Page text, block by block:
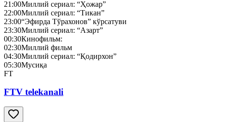
21:00Миллий сериал: “Ҳожар”
22:00Миллий сериал: “Тикан”
23:00“Эфирда Тўрахонов” кўрсатуви
23:30Миллий сериал: “Азарт”
00:30Кинофильм:
02:30Миллий фильм
04:30Миллий сериал: “Қодирхон”
05:30Мусиқа
FT
FTV telekanali